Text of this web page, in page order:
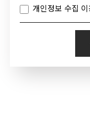
개인정보 수집